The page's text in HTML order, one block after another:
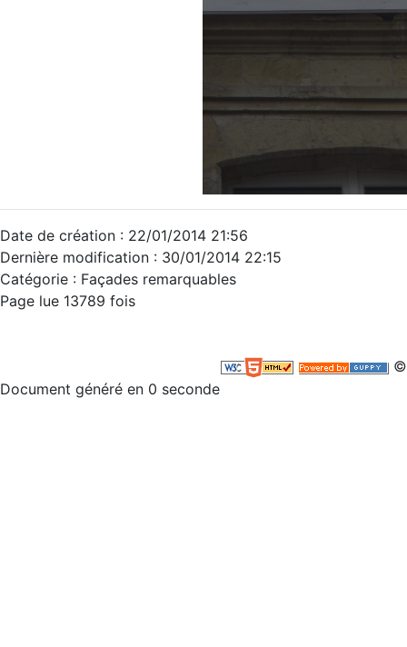
Date de création : 22/01/2014 21:56
Dernière modification : 30/01/2014 22:15
Catégorie : Façades remarquables
Page lue 13789 fois
©
Document généré en 0 seconde